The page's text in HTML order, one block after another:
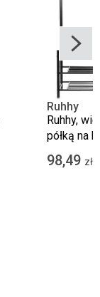
Ruhhy
Ruhhy,
półką na
98,49 zł